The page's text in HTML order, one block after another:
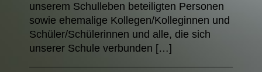
unserem Schulleben beteiligten Personen
sowie ehemalige Kollegen/Kolleginnen und
Schüler/Schülerinnen und alle, die sich
unserer Schule verbunden […]